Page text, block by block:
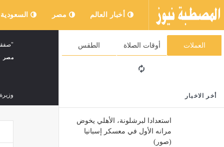
أخبار العالم مصر السعودية
العملات أوقات الصلاة الطقس
أخر الاخبار
استعدادا لبرشلونة، الأهلي يخوض
مرانه الأول في معسكر إسبانيا
(صور)
مصر